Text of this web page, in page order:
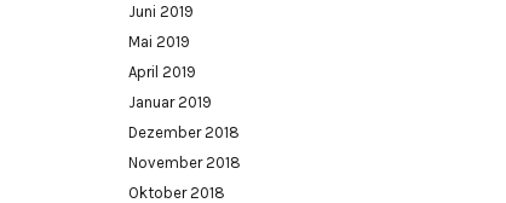
Juni 2019
Mai 2019
April 2019
Januar 2019
Dezember 2018
November 2018
Oktober 2018